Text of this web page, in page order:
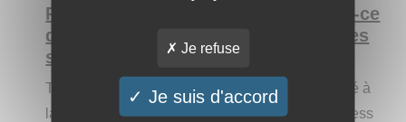
Pourquoi est-il intéressant ? Qu'est-ce
qui pourrait le différencier des autres
sites ?
Transport à travers toute l'île avec chauffeur privé à
la Réunion. Service de mise à disposition business
Je refuse
Je suis d'accord